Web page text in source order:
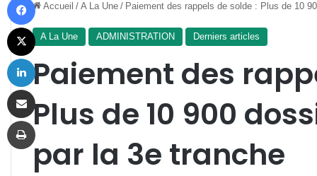
Accueil / A La Une / Paiement des rappels de solde : Plus de 10
A La Une ADMINISTRATION Derniers articles
Paiement des
Plus de 10 900
par la 3e tranche
X
Imprimer